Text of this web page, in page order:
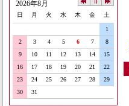
2026年8月
日 月 火 水 木 金 土
1
2
3 4 5 6 7
8
9
10 11 12 13 14
15
16
17 18 19 20 21
22
23
24 25 26 27 28
29
30
31